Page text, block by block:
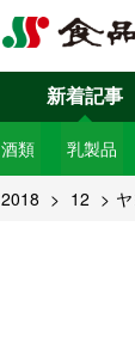
新着記事
酒類 乳製品
2018 12